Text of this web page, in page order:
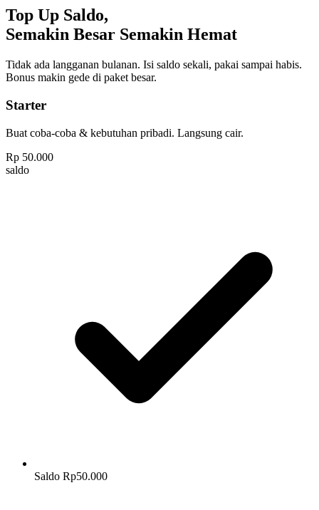
Top Up Saldo,
Semakin Besar Semakin Hemat
Tidak ada langganan bulanan. Isi saldo sekali, pakai sampai habis.
Bonus makin gede di paket besar.
Starter
Buat coba-coba & kebutuhan pribadi. Langsung cair.
Rp 50.000
saldo
Saldo Rp50.000